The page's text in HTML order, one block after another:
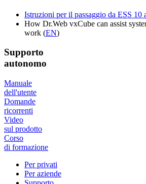
Istruzioni per il passaggio da ESS 10
How Dr.Web vxCube can assist
work (EN)
Supporto
autonomo
Manuale
dell'utente
Domande
ricorrenti
Video
sul prodotto
Corso
di formazione
Per privati
Per aziende